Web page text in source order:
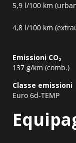
5,9 l/100 km
4,8 l/100 km
Emissioni CO₂
137 g/km (comb.)
Classe emissioni
Euro 6d-TEMP